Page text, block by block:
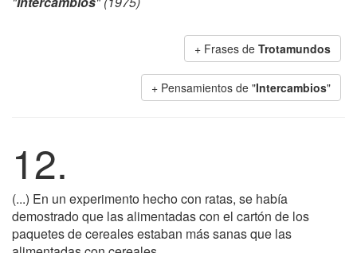
+ Frases de Trotamundos
+ Pensamientos de "Intercambios"
12.
(...) En un experimento hecho con ratas, se había
demostrado que las alimentadas con el cartón de los
paquetes de cereales estaban más sanas que las